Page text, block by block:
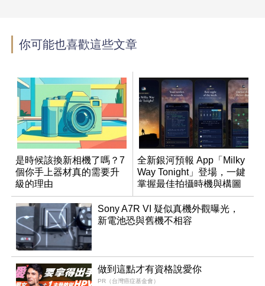
你可能也喜歡這些文章
是時候該換新相機了嗎？7
個你手上器材真的需要升
級的理由
全新銀河預報 App「Milky
Way Tonight」登場，一鍵
掌握最佳拍攝時機與構圖
Sony A7R VI 疑似真機外觀曝光，
新電池恐與舊機不相容
做到這點才有資格說愛你
PR（台灣癌症基金會）